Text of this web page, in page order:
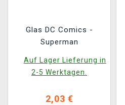
Glas DC Comics -
Superman
Auf Lager Lieferung in
2-5 Werktagen.
2,03 €